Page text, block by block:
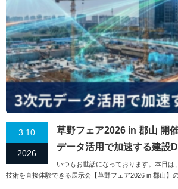
3.10
2026
草野フェア2026 in 郡山 開
データ活用で加速する建設
いつもお世話になっております。本日は
技術を直接体験できる展示会【草野フェア2026 in 郡山】